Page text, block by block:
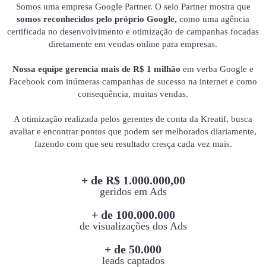
Somos uma empresa Google Partner. O selo Partner mostra que
somos reconhecidos pelo próprio Google, como uma agência
certificada no desenvolvimento e otimização de campanhas focadas
diretamente em vendas online para empresas.
Nossa equipe gerencia mais de R$ 1 milhão em verba Google e
Facebook com inúmeras campanhas de sucesso na internet e como
consequência, muitas vendas.
A otimização realizada pelos gerentes de conta da Kreatif, busca
avaliar e encontrar pontos que podem ser melhorados diariamente,
fazendo com que seu resultado cresça cada vez mais.
+ de R$ 1.000.000,00
geridos em Ads
+ de 100.000.000
de visualizações dos Ads
+ de 50.000
leads captados